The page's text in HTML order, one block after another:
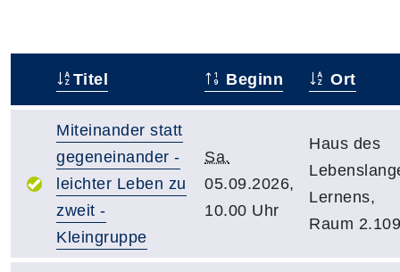
Titel Beginn Ort
Miteinander statt
gegeneinander -
leichter Leben zu
zweit -
Kleingruppe
Sa.
05.09.2026,
10.00 Uhr
Haus des
Lernens,
Raum 2.109